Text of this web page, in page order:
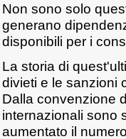
Non sono solo
generano
disponibili per i
La storia di
divieti e le sanzioni
Dalla convenzione
internazionali sono
aumentato il